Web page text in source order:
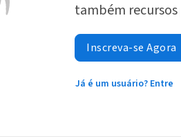
também recursos
Inscreva-se Agora
Já é um usuário? Entre